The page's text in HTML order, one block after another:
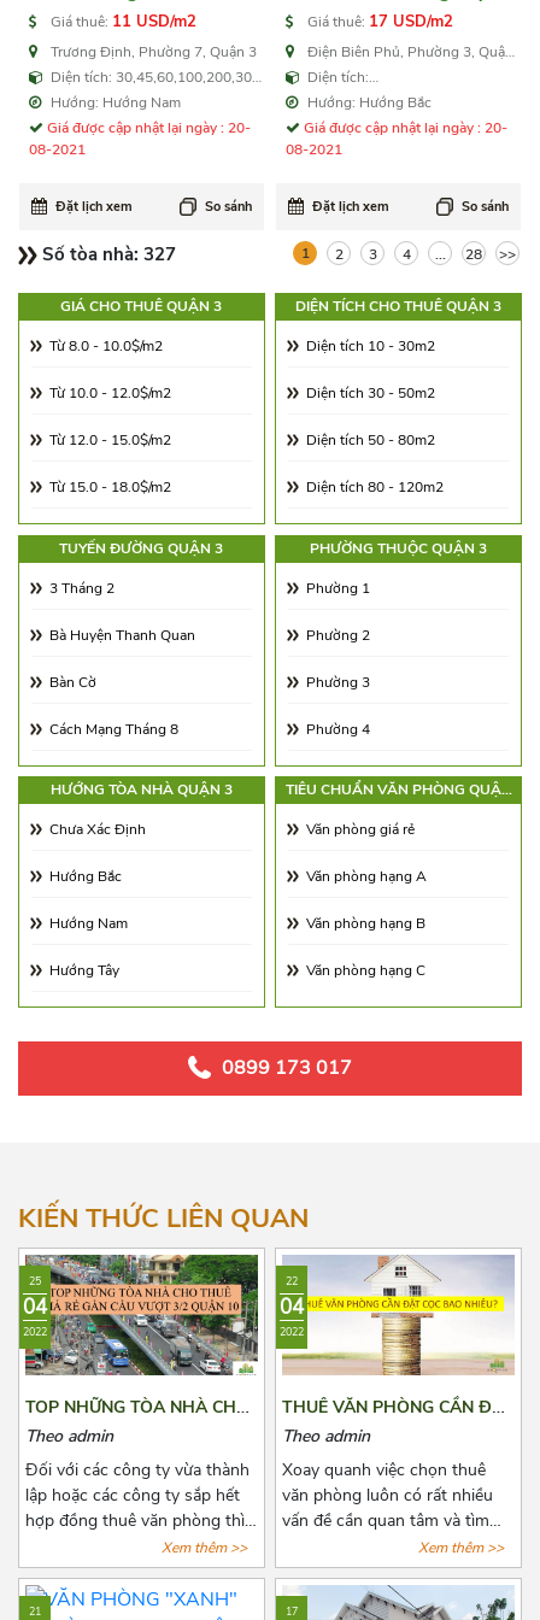
Giá thuê: 11 USD/m2
Trương Định, Phường 7, Quận 3
Diện tích: 30,45,60,100,200,300
m2 Hướng: Hướng Nam
Giá được cập nhật lại ngày : 20-
08-2021
Đặt lịch xem So sánh
Biên Phủ
Giá thuê: 17 USD/m2
Điện Biên Phủ, Phường 3, Quận
3
Diện tích:
20,30,40,50,80,120,160 m2
Hướng: Hướng Bắc
Giá được cập nhật lại ngày : 20-
08-2021
Đặt lịch xem So sánh
Số tòa nhà: 327 1 2 3 4 ... 28 >>
GIÁ CHO THUÊ QUẬN 3
Từ 8.0 - 10.0$/m2
Từ 10.0 - 12.0$/m2
Từ 12.0 - 15.0$/m2
Từ 15.0 - 18.0$/m2
Từ 18.0 - 21.0$/m2
Từ 21.0 - 25.0$/m2
Từ 25.0 - 30.0$/m2
Từ 30.0 - 65.0$/m2
Từ 65.00 - 100.00$/m2
DIỆN TÍCH CHO THUÊ QUẬN 3
Diện tích 10 - 30m2
Diện tích 30 - 50m2
Diện tích 50 - 80m2
Diện tích 80 - 120m2
Diện tích 120 - 180m2
Diện tích 180 - 250m2
Diện tích 250 - 350m2
Diện tích 350 - 500m2
Trên 500m2
TUYẾN ĐƯỜNG QUẬN 3
3 Tháng 2
Bà Huyện Thanh Quan
Bàn Cờ
Cách Mạng Tháng 8
Cao Thắng
Cư Xá Đô Thành
Điện Biên Phủ
Hai Bà Trưng
Hồ Xuân Hương
Hoàng Sa
Lê Văn Sỹ
Lý Chính Thắng
Lý Thái Tổ
Nam Kỳ Khởi Nghĩa
Nguyễn Đình Chiểu
Nguyễn Gia Thiều
Nguyễn Thị Diệu
Nguyễn Thị Minh Khai
PHƯỜNG THUỘC QUẬN 3
Phường 1
Phường 2
Phường 3
Phường 4
Phường 5
Phường 6
Phường 7
Phường 8
Phường 9
Phường 10
Phường 11
Phường Võ Thị Sáu
HƯỚNG TÒA NHÀ QUẬN 3
Chưa Xác Định
Hướng Bắc
Hướng Nam
Hướng Tây
Hướng Đông Bắc
TIÊU CHUẨN VĂN PHÒNG QUẬN
Văn phòng giá rẻ
Văn phòng hạng A
Văn phòng hạng B
Văn phòng hạng C
0899 173 017
KIẾN THỨC LIÊN QUAN
25
04
2022
TOP NHỮNG TÒA NHÀ CHO
THUÊ GIÁ RẺ GẦN CẦU
Theo admin
Đối với các công ty vừa thành
lập hoặc các công ty sắp hết
hợp đồng thuê văn phòng thì
việc chọn thuê văn phòng luôn
là vấn đề đáng quan tâm. Để
tìm được một văn phòng vừa
Xem thêm >>
22
04
2022
THUÊ VĂN PHÒNG CẦN ĐẶT
CỌC BAO NHIÊU?
Theo admin
Xoay quanh việc chọn thuê
văn phòng luôn có rất nhiều
vấn đề cần quan tâm và tìm
hiểu đặc biệt là các khoản chi
phí thuê, chi phí phát sinh cố
định, tiền cọc,...Chính vì vậy
Xem thêm >>
21 17